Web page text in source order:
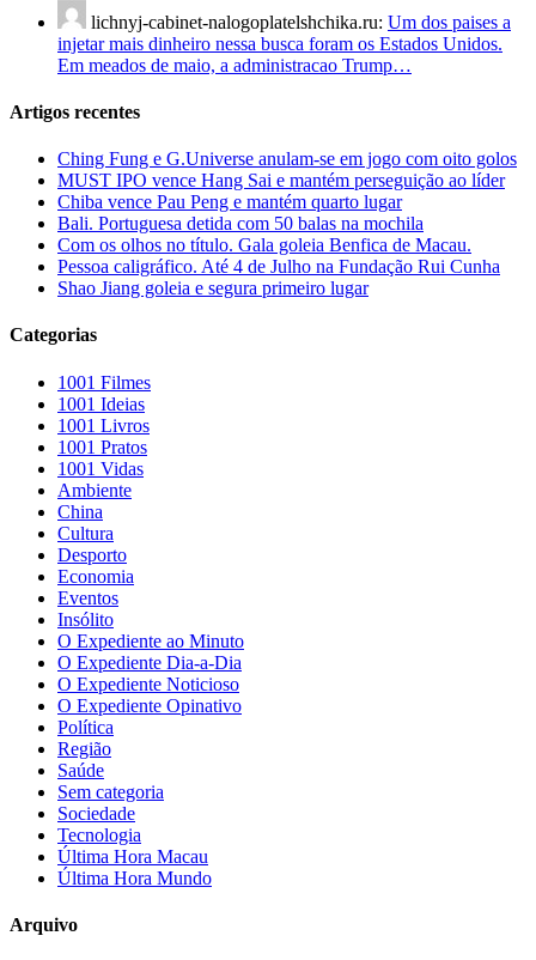
lichnyj-cabinet-nalogoplatelshchika.ru: Um dos paises a
injetar mais dinheiro nessa busca foram os Estados Unidos.
Em meados de maio, a administracao Trump…
Artigos recentes
Ching Fung e G.Universe anulam-se em jogo com oito golos
MUST IPO vence Hang Sai e mantém perseguição ao líder
Chiba vence Pau Peng e mantém quarto lugar
Bali. Portuguesa detida com 50 balas na mochila
Com os olhos no título. Gala goleia Benfica de Macau.
Pessoa caligráfico. Até 4 de Julho na Fundação Rui Cunha
Shao Jiang goleia e segura primeiro lugar
Categorias
1001 Filmes
1001 Ideias
1001 Livros
1001 Pratos
1001 Vidas
Ambiente
China
Cultura
Desporto
Economia
Eventos
Insólito
O Expediente ao Minuto
O Expediente Dia-a-Dia
O Expediente Noticioso
O Expediente Opinativo
Política
Região
Saúde
Sem categoria
Sociedade
Tecnologia
Última Hora Macau
Última Hora Mundo
Arquivo